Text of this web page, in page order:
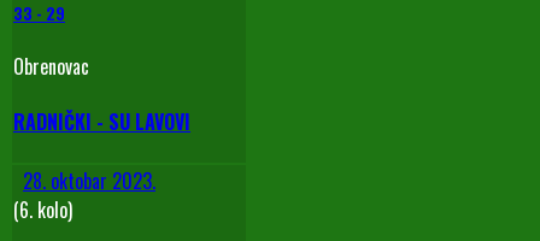
33 - 29
Obrenovac
RADNIČKI - SU LAVOVI
28. oktobar 2023.
(6. kolo)